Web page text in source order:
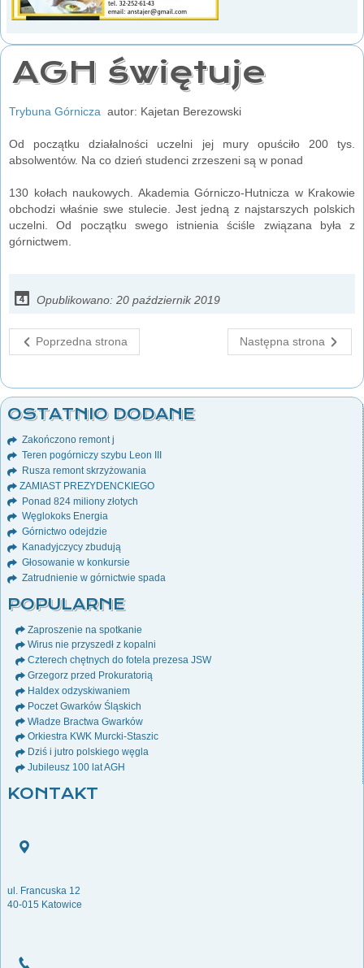
AGH świętuje
Trybuna Górnicza autor: Kajetan Berezowski
Od początku działalności uczelni jej mury opuściło 200 tys.
absolwentów. Na co dzień studenci zrzeszeni są w ponad
130 kołach naukowych. Akademia Górniczo-Hutnicza w Krakowie
obchodzi właśnie swe stulecie. Jest jedną z najstarszych polskich
uczelni. Od początku swego istnienia ściśle związana była z
górnictwem.
Opublikowano: 20 październik 2019
Poprzedna strona Następna strona
OSTATNIO DODANE
Zakończono remont j
Teren pogórniczy szybu Leon III
Rusza remont skrzyżowania
ZAMIAST PREZYDENCKIEGO
Ponad 824 miliony złotych
Węglokoks Energia
Górnictwo odejdzie
Kanadyjczycy zbudują
Głosowanie w konkursie
Zatrudnienie w górnictwie spada
POPULARNE
Zaproszenie na spotkanie
Wirus nie przyszedł z kopalni
Czterech chętnych do fotela prezesa JSW
Grzegorz przed Prokuratorią
Haldex odzyskiwaniem
Poczet Gwarków Śląskich
Władze Bractwa Gwarków
Orkiestra KWK Murcki-Staszic
Dziś i jutro polskiego węgla
Jubileusz 100 lat AGH
KONTAKT
ul. Francuska 12
40-015 Katowice